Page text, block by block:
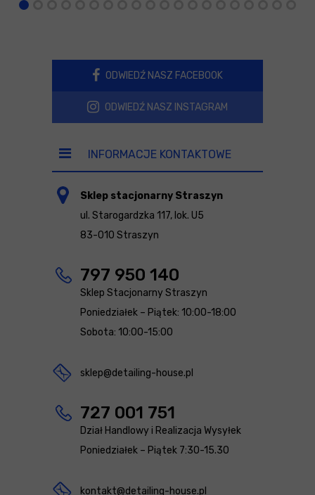
ODWIEDŹ NASZ FACEBOOK
ODWIEDŹ NASZ INSTAGRAM
INFORMACJE KONTAKTOWE
Sklep stacjonarny Straszyn
ul. Starogardzka 117, lok. U5
83-010 Straszyn
797 950 140
Sklep Stacjonarny Straszyn
Poniedziałek – Piątek: 10:00-18:00
Sobota: 10:00-15:00
sklep@detailing-house.pl
727 001 751
Dział Handlowy i Realizacja Wysyłek
Poniedziałek – Piątek 7:30-15.30
kontakt@detailing-house.pl